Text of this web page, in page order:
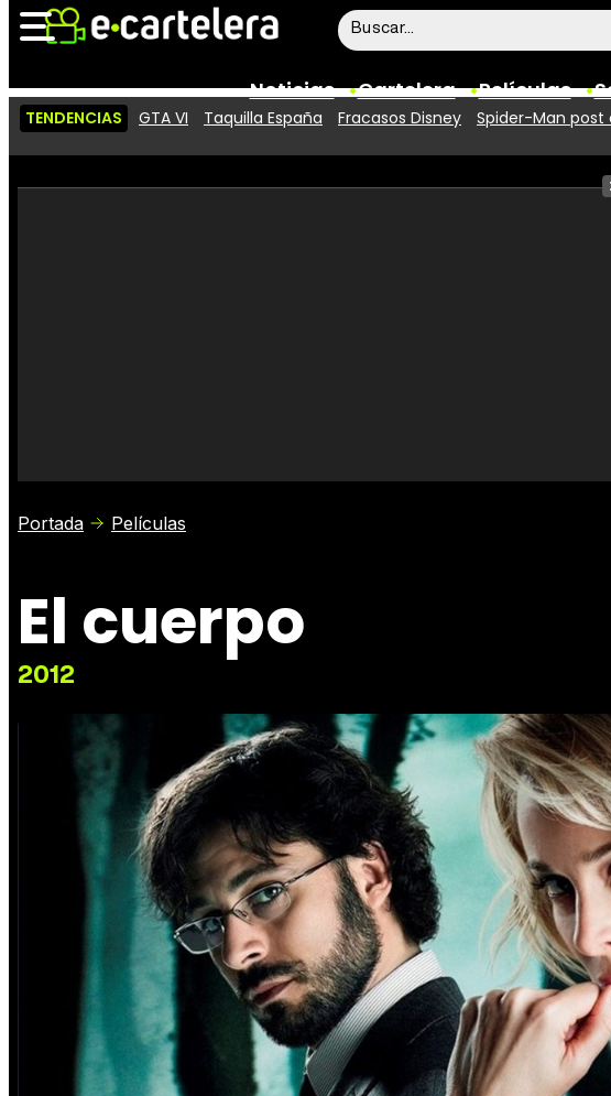
Noticias Cartelera Películas
Vídeos
Taquilla
TENDENCIAS GTA VI Taquilla España Fracasos Disney Spider-Man post
Portada Películas
El cuerpo
2012